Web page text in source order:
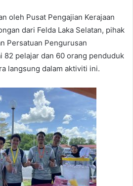
oleh Pusat Pengajian Kerajaan
dari Felda Laka Selatan, pihak
Persatuan Pengurusan
82 pelajar dan 60 orang penduduk
langsung dalam aktiviti ini.